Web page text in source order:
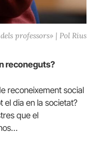
professors» | Pol Rius
reconeguts?
reconeixement social
el dia en la societat?
que el